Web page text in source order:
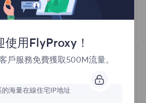
使用FlyProxy！
戶服務免費獲取500M流量。
海量在線住宅IP地址